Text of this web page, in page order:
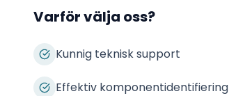
Varför välja oss?
Kunnig teknisk support
Effektiv komponentidentifiering